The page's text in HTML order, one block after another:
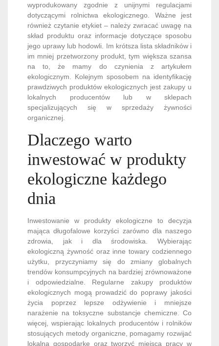
wyprodukowany zgodnie z unijnymi regulacjami
dotyczącymi rolnictwa ekologicznego. Ważne jest
również czytanie etykiet – należy zwracać uwagę na
skład produktu oraz informacje dotyczące sposobu
jego uprawy lub hodowli. Im krótsza lista składników i
im mniej przetworzony produkt, tym większa szansa
na to, że mamy do czynienia z artykułem
ekologicznym. Kolejnym sposobem na identyfikację
prawdziwych produktów ekologicznych jest zakupy u
lokalnych producentów lub w sklepach
specjalizujących się w sprzedaży żywności
organicznej.
Dlaczego warto
inwestować w produkty
ekologiczne każdego
dnia
Inwestowanie w produkty ekologiczne to decyzja
mająca długofalowe korzyści zarówno dla naszego
zdrowia, jak i dla środowiska. Wybierając
ekologiczną żywność oraz inne towary codziennego
użytku, przyczyniamy się do zmiany globalnych
trendów konsumpcyjnych na bardziej zrównoważone
i odpowiedzialne. Regularne zakupy produktów
ekologicznych mogą prowadzić do poprawy jakości
życia poprzez lepsze odżywienie i mniejsze
narażenie na toksyczne substancje chemiczne. Co
więcej, wspierając lokalnych producentów i rolników
stosujących metody organiczne, pomagamy rozwijać
lokalną gospodarkę oraz tworzyć miejsca pracy w